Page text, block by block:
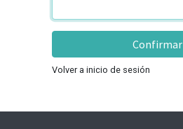
Confirmar
Volver a inicio de sesión